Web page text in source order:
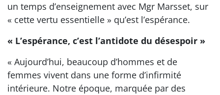
un temps d’enseignement avec Mgr Marsset, sur
« cette vertu essentielle » qu’est l’espérance.
« L’espérance, c’est l’antidote du désespoir »
« Aujourd’hui, beaucoup d’hommes et de
femmes vivent dans une forme d’infirmité
intérieure. Notre époque, marquée par des